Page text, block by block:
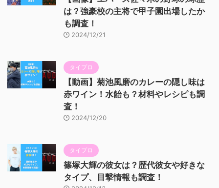
は？強豪校の主将で甲子園出場したか
も調査！
2024/12/21
タイプロ
【動画】菊池風磨のカレーの隠し味は
赤ワイン！水飴も？材料やレシピも調
査！
2024/12/20
タイプロ
篠塚大輝の彼女は？歴代彼女や好きな
タイプ、目撃情報も調査！